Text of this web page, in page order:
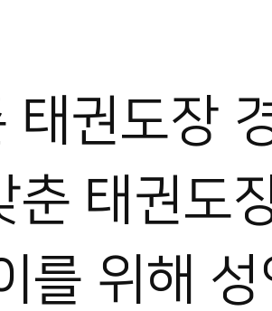
태권도장
춘 태권도
를 위해